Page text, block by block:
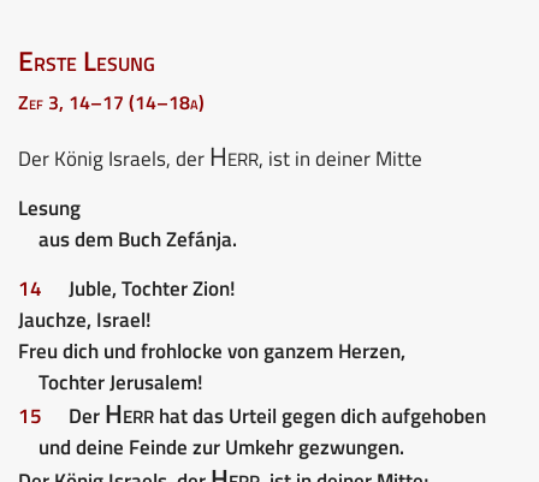
Erste Lesung
Zef 3, 14–17 (14–18a)
Der König Israels, derHerr, ist in deiner Mitte
Lesung
aus dem Buch Zefánja.
14
Juble, Tochter Zion!
Jauchze, Israel!
Freu dich und frohlocke von ganzem Herzen,
Tochter Jerusalem!
15
DerHerrhat das Urteil gegen dich aufgehoben
und deine Feinde zur Umkehr gezwungen.